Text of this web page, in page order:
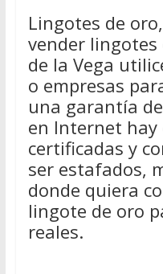
Lingotes de
vender lingotes
de la Vega
o empresas
una garantía
en Internet hay
certificadas y
ser estafados,
donde quiera
lingote de oro
reales.